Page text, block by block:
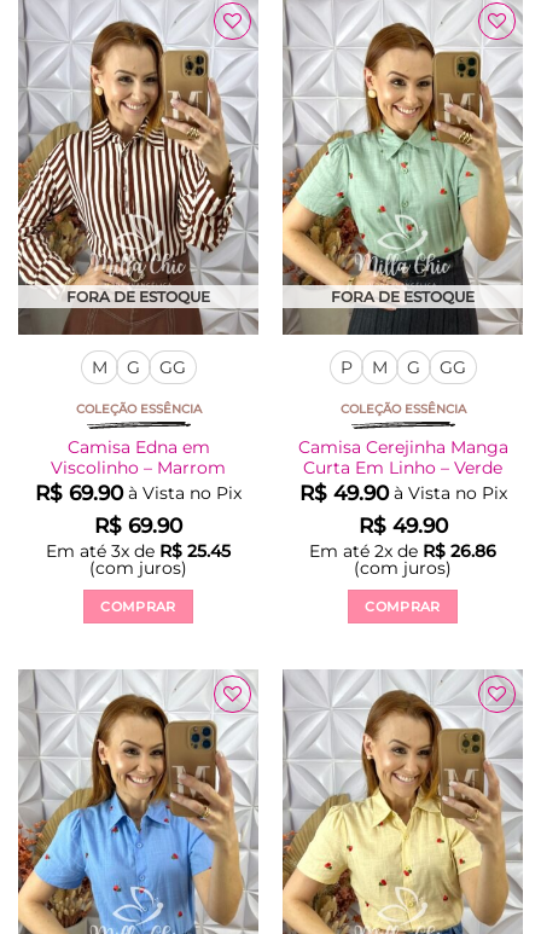
tem
várias
variantes.
As
opções
podem
ser
escolhidas
na
página
do
produto
tem
várias
variantes.
As
opções
podem
ser
escolhidas
na
página
do
produto
Adicionar
à Lista
FORA DE ESTOQUE
M G GG
COLEÇÃO ESSÊNCIA
Camisa Edna em
Viscolinho – Marrom
R$ 69.90 à Vista no Pix
R$ 69.90
Em até 3x de R$ 25.45
(com juros)
COMPRAR
tem
várias
variantes.
As
opções
podem
ser
escolhidas
na
página
Adicionar
à Lista
FORA DE ESTOQUE
P M G GG
COLEÇÃO ESSÊNCIA
Camisa Cerejinha Manga
Curta Em Linho – Verde
R$49.90 à Vista no Pix
R$49.90
Em até 2x de R$ 26.86
(com juros)
COMPRAR
tem
várias
variantes.
As
opções
podem
ser
escolhidas
na
página
Adicionar
à Lista
Adicionar
à Lista